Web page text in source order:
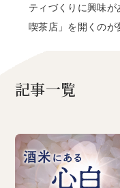
ティづくりに興味が
喫茶店」を開くのが
記事一覧